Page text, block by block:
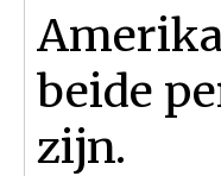
beide
zijn.